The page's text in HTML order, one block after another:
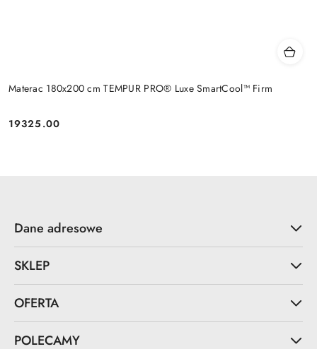
Materac 180x200 cm TEMPUR PRO® Luxe SmartCool™ Firm
Cena:
19325.00
Dane adresowe
SKLEP
OFERTA
POLECAMY